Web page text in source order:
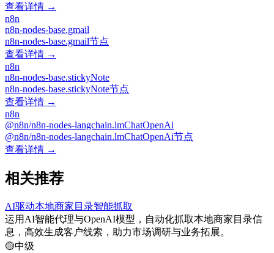
查看详情 →
n8n
n8n-nodes-base.gmail
n8n-nodes-base.gmail节点
查看详情 →
n8n
n8n-nodes-base.stickyNote
n8n-nodes-base.stickyNote节点
查看详情 →
n8n
@n8n/n8n-nodes-langchain.lmChatOpenAi
@n8n/n8n-nodes-langchain.lmChatOpenAi节点
查看详情 →
相关推荐
AI驱动本地商家目录智能抓取
运用AI智能代理与OpenAI模型，自动化抓取本地商家目录信
息，高效生成客户线索，助力市场调研与业务拓展。
🟡中级